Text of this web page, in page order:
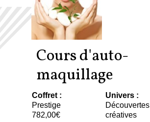
Cours d'auto-
maquillage
Coffret :
Prestige
782,00€
Univers :
Découvertes
créatives